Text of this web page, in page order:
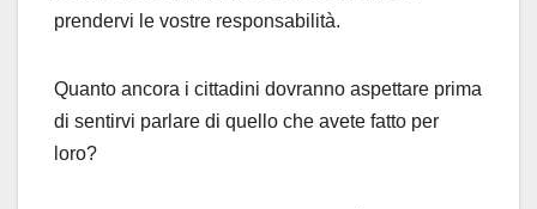
prendervi le vostre responsabilità.
Quanto ancora i cittadini dovranno aspettare prima
di sentirvi parlare di quello che avete fatto per
loro?